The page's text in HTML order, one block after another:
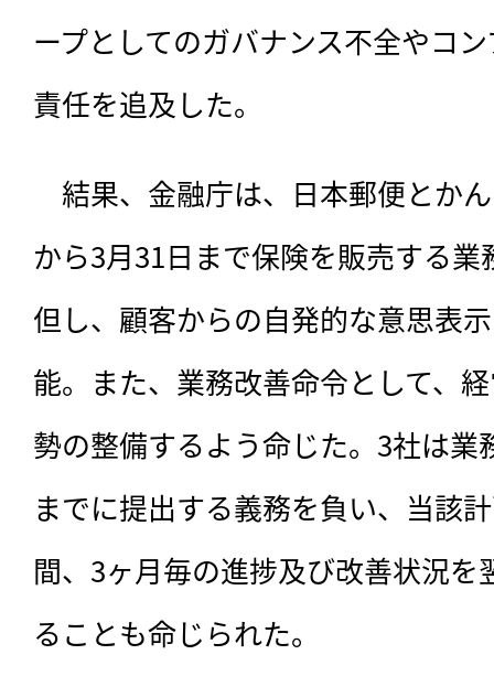
ープとしてのガバナンス不全やコ
責任を追及した。
結果、金融庁は、日本郵便とか
から3月31日まで保険を販売する
但し、顧客からの自発的な意思表
能。また、業務改善命令として、
勢の整備するよう命じた。3社は業
までに提出する義務を負い、当該
間、3ヶ月毎の進捗及び改善状況を
ることも命じられた。